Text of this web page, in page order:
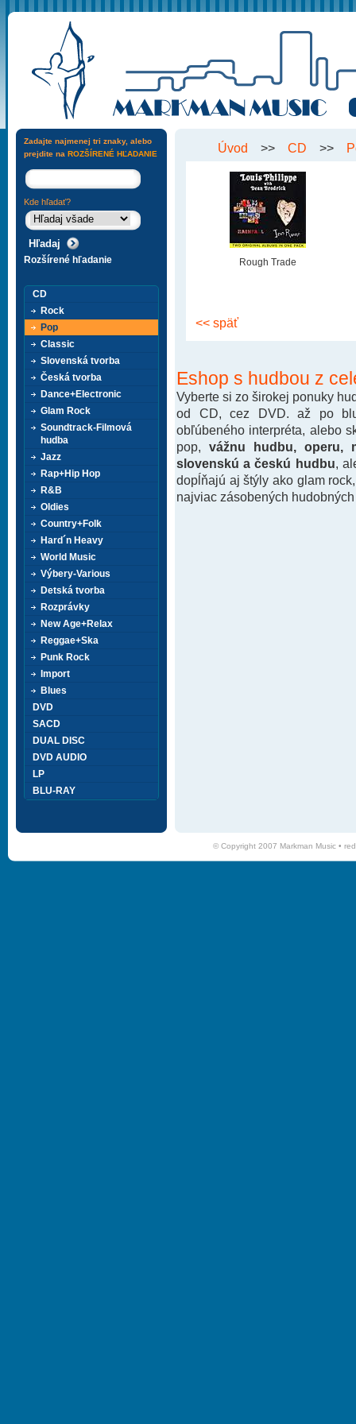
Úvod >> CD >>
Rough Trade
<< späť
Eshop s hudbou z
Vyberte si zo širokej ponuky
od CD, cez DVD. až po
obľúbeného interpréta, alebo
pop, vážnu hudbu, operu,
slovenskú a českú hudbu ,
dopĺňajú aj štýly ako glam
najviac zásobených
Zadajte najmenej tri znaky, alebo
prejdite na ROZŠÍRENÉ HĽADANIE
Kde hľadať?
Rozšírené hľadanie
CD
Rock
Pop
Classic
Slovenská tvorba
Česká tvorba
Dance+Electronic
Glam Rock
Soundtrack-Filmová
hudba
Jazz
Rap+Hip Hop
R&B
Oldies
Country+Folk
Hard´n Heavy
World Music
Výbery-Various
Detská tvorba
Rozprávky
New Age+Relax
Reggae+Ska
Punk Rock
Import
Blues
DVD
SACD
DUAL DISC
DVD AUDIO
LP
BLU-RAY
© Copyright 2007 Markman Music •